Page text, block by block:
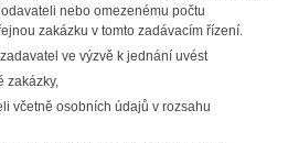
nebo omezenému počtu
zakázku v tomto zadávacím řízení.
ve výzvě k jednání uvést
zakázky,
včetně osobních údajů v rozsahu